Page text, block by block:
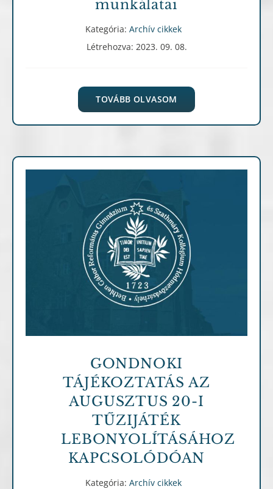
munkálatai
Kategória: Archív cikkek
Létrehozva: 2023. 09. 08.
TOVÁBB OLVASOM
Archív cikkek
GONDNOKI
TÁJÉKOZTATÁS AZ
AUGUSZTUS 20-I
TŰZIJÁTÉK
LEBONYOLÍTÁSÁHOZ
KAPCSOLÓDÓAN
Kategória: Archív cikkek